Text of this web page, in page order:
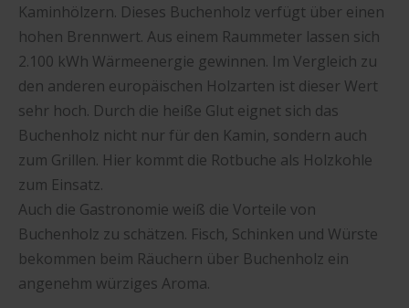
Kaminhölzern. Dieses Buchenholz verfügt über einen
hohen Brennwert. Aus einem Raummeter lassen sich
2.100 kWh Wärmeenergie gewinnen. Im Vergleich zu
den anderen europäischen Holzarten ist dieser Wert
sehr hoch. Durch die heiße Glut eignet sich das
Buchenholz nicht nur für den Kamin, sondern auch
zum Grillen. Hier kommt die Rotbuche als Holzkohle
zum Einsatz.
Auch die Gastronomie weiß die Vorteile von
Buchenholz zu schätzen. Fisch, Schinken und Würste
bekommen beim Räuchern über Buchenholz ein
angenehm würziges Aroma.